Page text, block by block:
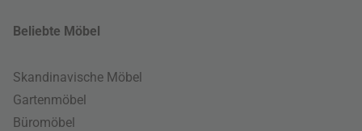
Beliebte Möbel
Skandinavische Möbel
Gartenmöbel
Büromöbel